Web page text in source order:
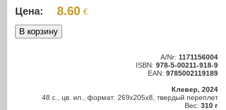
Цена: 8.60 €
A/Nr: 1171156004
ISBN: 978-5-00211-918-9
EAN: 9785002119189
Клевер, 2024
48 с., цв. ил., формат: 269х205х8, твердый переплет
Вес: 310 г